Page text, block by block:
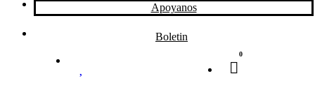
Apoyanos
Boletin
0